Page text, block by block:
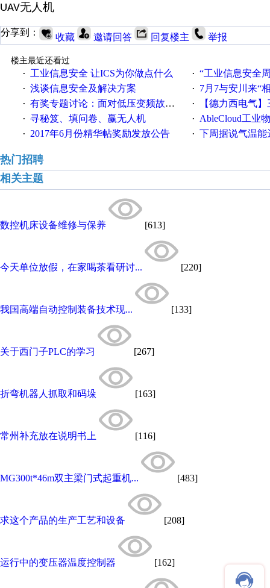
UAV无人机
分享到： 收藏 邀请回答 回复楼主 举报
楼主最近还看过
·
工业信息安全 让ICS为你做点什么 · “工业信息安全周之我见”
· 浅谈信息安全及解决方案 · 7月7与安川来“
· 有奖专题讨论：面对低压变频故障，老手是这样解决的！ · 【德力西电气】三
· 寻秘笈、填问卷、赢无人机 · AbleCloud工业物联
· 2017年6月份精华帖奖励发放公告 · 下周据说气温能
热门招聘
相关主题
数控机床设备维修与保养 [613]
今天单位放假，在家喝茶看研讨... [220]
我国高端自动控制装备技术现... [133]
关于西门子PLC的学习 [267]
折弯机器人抓取和码垛 [163]
常州补充放在说明书上 [116]
MG300t*46m双主梁门式起重机... [483]
求这个产品的生产工艺和设备 [208]
运行中的变压器温度控制器 [162]